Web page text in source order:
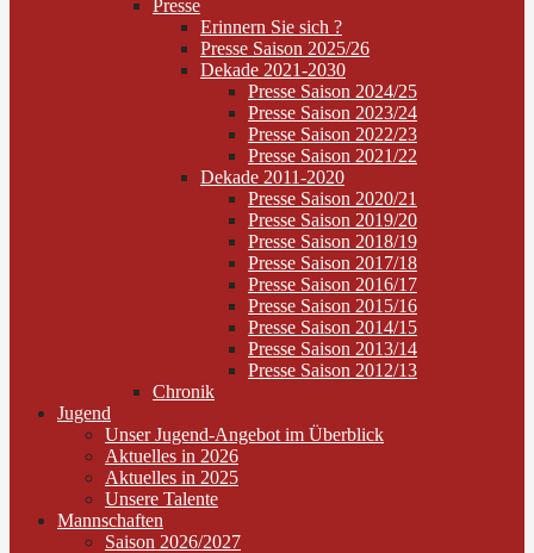
Presse
Erinnern Sie sich ?
Presse Saison 2025/26
Dekade 2021-2030
Presse Saison 2024/25
Presse Saison 2023/24
Presse Saison 2022/23
Presse Saison 2021/22
Dekade 2011-2020
Presse Saison 2020/21
Presse Saison 2019/20
Presse Saison 2018/19
Presse Saison 2017/18
Presse Saison 2016/17
Presse Saison 2015/16
Presse Saison 2014/15
Presse Saison 2013/14
Presse Saison 2012/13
Chronik
Jugend
Unser Jugend-Angebot im Überblick
Aktuelles in 2026
Aktuelles in 2025
Unsere Talente
Mannschaften
Saison 2026/2027